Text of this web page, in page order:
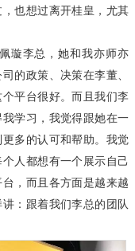
也想过离开桂皇，尤其
璇李总，她和我亦师亦
的政策、决策在李董、
平台很好。而且我们李
学习，我觉得跟她在一
多的认可和帮助。我觉
人都想有一个展示自己
，而且各方面是越来越
： 跟着我们李总的团队